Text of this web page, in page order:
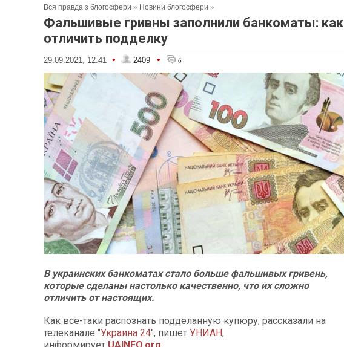
Вся правда з блогосфери » Новини блогосфери »
Фальшивые гривны заполнили банкоматы: как
отличить подделку
29.09.2021, 12:41 • 2409 • 6
В украинских банкоматах стало больше фальшивых гривень,
которые сделаны настолько качественно, что их сложно
отличить от настоящих.
Как все-таки распознать подделанную купюру, рассказали на
телеканале "Украина 24", пишет УНИАН,